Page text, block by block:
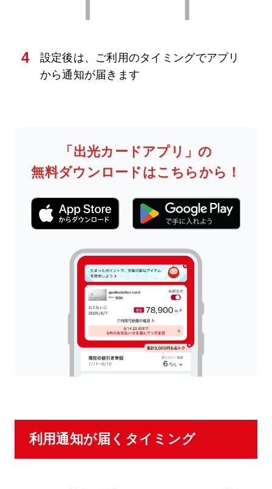
4
設定後は、ご利用のタイミングでアプリ
から通知が届きます
「出光カードアプリ」の
無料ダウンロードはこちらから！
利用通知が届くタイミング